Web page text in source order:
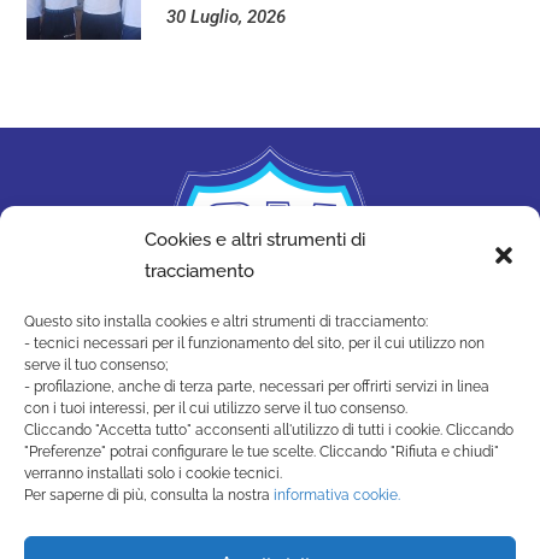
Cookies e altri strumenti di
tracciamento
Questo sito installa cookies e altri strumenti di tracciamento:
- tecnici necessari per il funzionamento del sito, per il cui utilizzo non
serve il tuo consenso;
- profilazione, anche di terza parte, necessari per offrirti servizi in linea
con i tuoi interessi, per il cui utilizzo serve il tuo consenso.
Cliccando "Accetta tutto" acconsenti all'utilizzo di tutti i cookie. Cliccando
"Preferenze" potrai configurare le tue scelte. Cliccando "Rifiuta e chiudi"
verranno installati solo i cookie tecnici.
Per saperne di più, consulta la nostra informativa cookie.
30 Luglio, 2026
SAN MARINO ACADEMY
Strada di Montecchio, 17 47890
(+378) 0549 990515 -